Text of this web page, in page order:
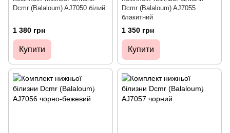
Dcmr (Balaloum) AJ7050 білий
1 380 грн
Купити
Dcmr (Balaloum) AJ7055
блакитний
1 350 грн
Купити